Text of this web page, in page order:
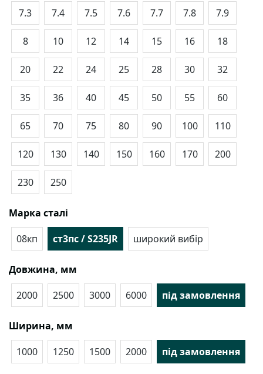
7.3 7.4 7.5 7.6 7.7 7.8 7.9
8 10 12 14 15 16 18
20 22 24 25 28 30 32
35 36 40 45 50 55 60
65 70 75 80 90 100 110
120 130 140 150 160 170 200
230 250
Марка сталі
08кп
ст3пс / S235JR широкий вибір
Довжина, мм
2000
2500 3000 6000 під замовлення
Ширина, мм
1000
1250 1500 2000 під замовлення